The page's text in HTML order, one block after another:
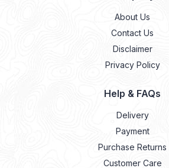
About Us
Contact Us
Disclaimer
Privacy Policy
Help & FAQs
Delivery
Payment
Purchase Returns
Customer Care